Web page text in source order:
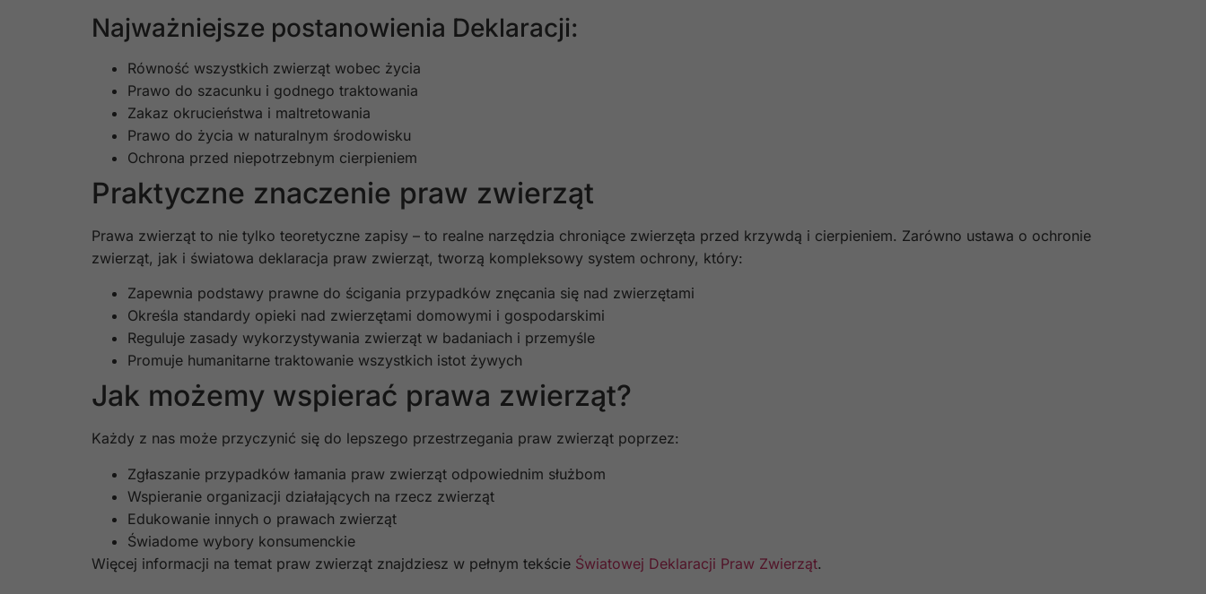
Najważniejsze postanowienia Deklaracji:
Równość wszystkich zwierząt wobec życia
Prawo do szacunku i godnego traktowania
Zakaz okrucieństwa i maltretowania
Prawo do życia w naturalnym środowisku
Ochrona przed niepotrzebnym cierpieniem
Praktyczne znaczenie praw zwierząt
Prawa zwierząt to nie tylko teoretyczne zapisy – to realne narzędzia chroniące zwierzęta przed krzywdą i cierpieniem. Zarówno ustawa o ochronie
zwierząt, jak i światowa deklaracja praw zwierząt, tworzą kompleksowy system ochrony, który:
Zapewnia podstawy prawne do ścigania przypadków znęcania się nad zwierzętami
Określa standardy opieki nad zwierzętami domowymi i gospodarskimi
Reguluje zasady wykorzystywania zwierząt w badaniach i przemyśle
Promuje humanitarne traktowanie wszystkich istot żywych
Jak możemy wspierać prawa zwierząt?
Każdy z nas może przyczynić się do lepszego przestrzegania praw zwierząt poprzez:
Zgłaszanie przypadków łamania praw zwierząt odpowiednim służbom
Wspieranie organizacji działających na rzecz zwierząt
Edukowanie innych o prawach zwierząt
Świadome wybory konsumenckie
Więcej informacji na temat praw zwierząt znajdziesz w pełnym tekście Światowej Deklaracji Praw Zwierząt.